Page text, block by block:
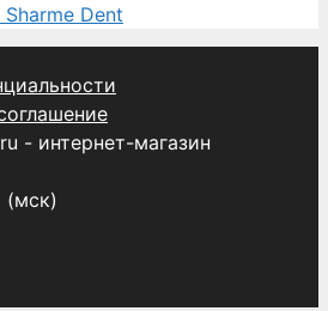
Dent
- интернет-магазин
(мск)